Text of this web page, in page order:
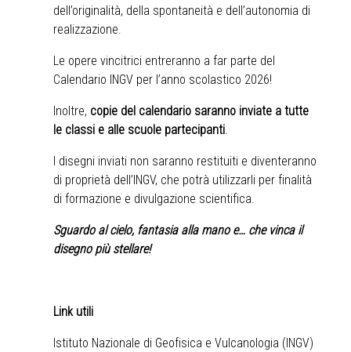
dell’originalità, della spontaneità e dell’autonomia di
realizzazione.
Le opere vincitrici entreranno a far parte del
Calendario INGV per l’anno scolastico 2026!
Inoltre, copie del calendario saranno inviate a tutte
le classi e alle scuole partecipanti.
I disegni inviati non saranno restituiti e diventeranno
di proprietà dell’INGV, che potrà utilizzarli per finalità
di formazione e divulgazione scientifica.
Sguardo al cielo, fantasia alla mano e… che vinca il
disegno più stellare!
Link utili
Istituto Nazionale di Geofisica e Vulcanologia (INGV)